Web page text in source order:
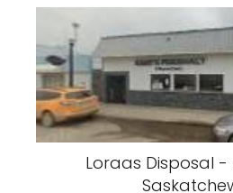
Loraas Disposal -